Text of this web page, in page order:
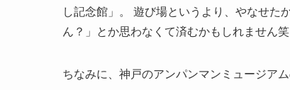
し記念館」。 遊び場というより、やなせた
ん？」とか思わなくて済むかもしれません笑
ちなみに、神戸のアンパンマンミュージア